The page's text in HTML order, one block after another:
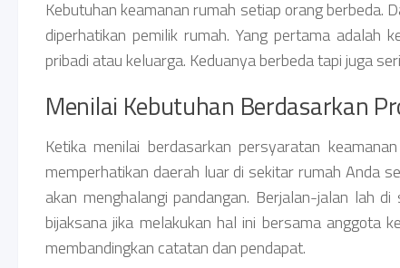
Kebutuhan keamanan rumah setiap orang berbeda.
diperhatikan pemilik rumah. Yang pertama adalah
pribadi atau keluarga. Keduanya berbeda tapi juga
Menilai Kebutuhan Berdasarkan
Ketika menilai berdasarkan persyaratan
memperhatikan daerah luar di sekitar rumah Anda
akan menghalangi pandangan. Berjalan-jalan lah
bijaksana jika melakukan hal ini bersama anggota
membandingkan catatan dan pendapat.